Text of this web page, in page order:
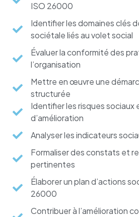
ISO 26000
Identifier les domaines clés
sociétale liés au volet social
Évaluer la conformité des
l’organisation
Mettre en œuvre une
structurée
Identifier les risques sociaux
d’amélioration
Analyser les indicateurs
Formaliser des constats et
pertinentes
Élaborer un plan d’actions
26000
Contribuer à l’amélioration